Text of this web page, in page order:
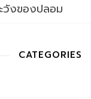
วังของปลอม
CATEGORIES